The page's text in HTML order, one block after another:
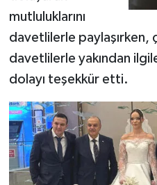
mutluluklarını
davetlilerle paylaşırken,
davetlilerle yakından
dolayı teşekkür etti.